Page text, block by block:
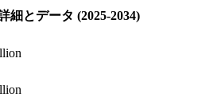
細とデータ (2025-2034)